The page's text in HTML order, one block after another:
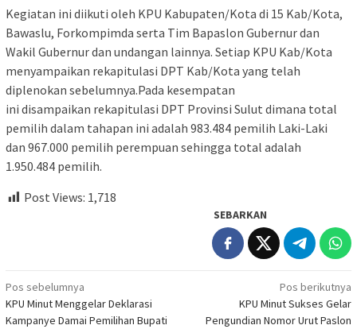
Kegiatan ini diikuti oleh KPU Kabupaten/Kota di 15 Kab/Kota,
Bawaslu, Forkompimda serta Tim Bapaslon Gubernur dan
Wakil Gubernur dan undangan lainnya. Setiap KPU Kab/Kota
menyampaikan rekapitulasi DPT Kab/Kota yang telah
diplenokan sebelumnya.Pada kesempatan
ini disampaikan rekapitulasi DPT Provinsi Sulut dimana total
pemilih dalam tahapan ini adalah 983.484 pemilih Laki-Laki
dan 967.000 pemilih perempuan sehingga total adalah
1.950.484 pemilih.
Post Views: 1,718
SEBARKAN
Navigasi
pos
Pos sebelumnya
KPU Minut Menggelar Deklarasi
Kampanye Damai Pemilihan Bupati
Pos berikutnya
KPU Minut Sukses Gelar
Pengundian Nomor Urut Paslon